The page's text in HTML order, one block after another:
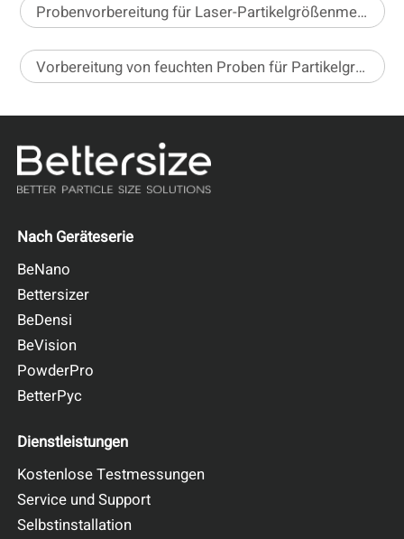
Probenvorbereitung für Laser-Partikelgrößenmessgeräte bei Nassdispergierung – Teil 2
Vorbereitung von feuchten Proben für Partikelgrößenanalysatoren mittels Laserbeugung – Teil 1
Nach Geräteserie
BeNano
Bettersizer
BeDensi
BeVision
PowderPro
BetterPyc
Dienstleistungen
Kostenlose Testmessungen
Service und Support
Selbstinstallation